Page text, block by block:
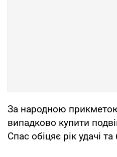
За народною
випадково купити
Спас обіцяє рік удачі